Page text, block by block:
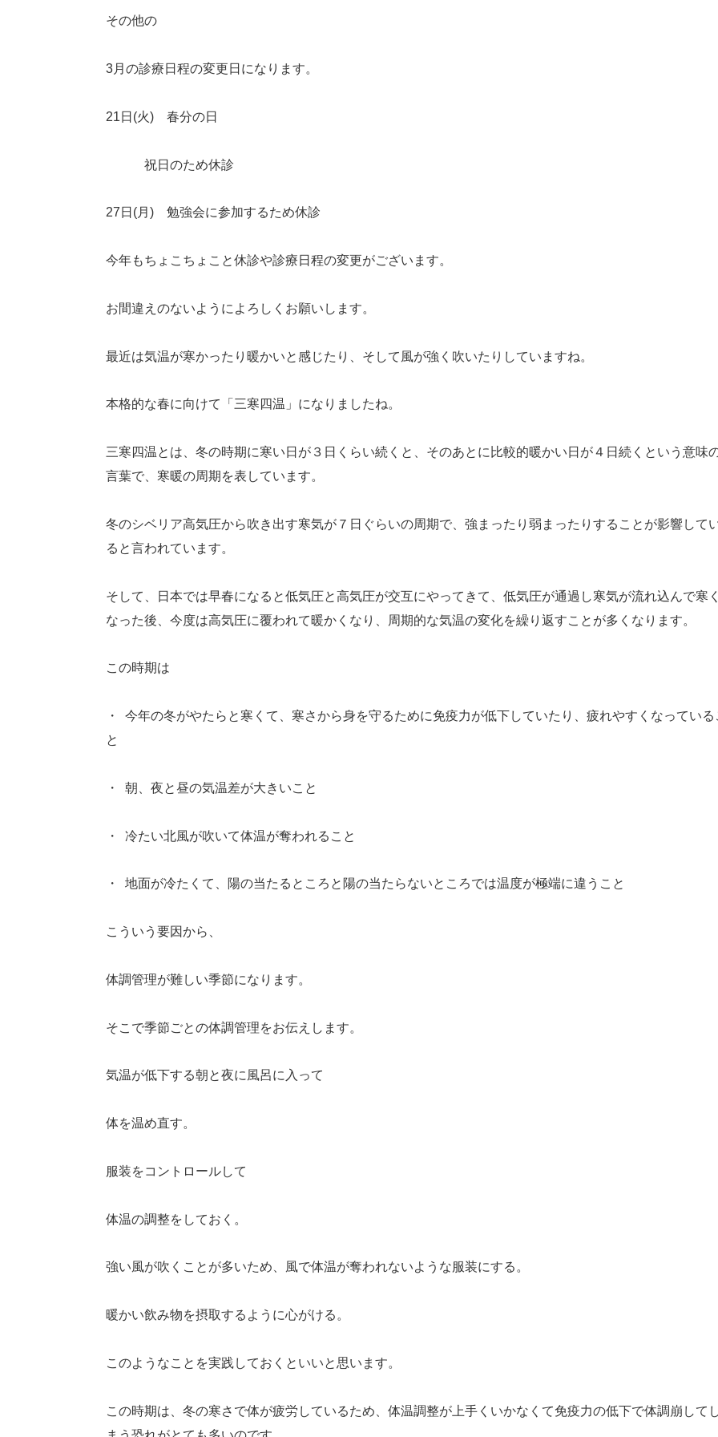
その他の
3月の診療日程の変更日になります。
21 日 (火) 春分の日
祝日のため休診
27 日 (月 ) 勉強会に参加するため休診
今年もちょこちょこと休診や診療日程の変更がございます。
お間違えのないようによろしくお願いします。
最近は気温が寒かったり暖かいと感じたり、そして風が強く吹いたりしていますね。
本格的な春に向けて「三寒四温」になりましたね。
三寒四温とは、冬の時期に寒い日が３日くらい続くと、そのあとに比較的暖かい日が４日続くという意味
言葉で、寒暖の周期を表しています。
冬のシベリア高気圧から吹き出す寒気が７日ぐらいの周期で、強まったり弱まったりすることが影響して
ると言われています。
そして、日本では早春になると低気圧と高気圧が交互にやってきて、低気圧が通過し寒気が流れ込んで寒く
なった後、今度は高気圧に覆われて暖かくなり、周期的な気温の変化を繰り返すことが多くなります。
この時期は
・
今年の冬がやたらと寒くて、寒さから身を守るために免疫力が低下していたり、疲れやすくなっている
と
・ 朝、夜と昼の気温差が大きいこと
・ 冷たい北風が吹いて体温が奪われること
・ 地面が冷たくて、陽の当たるところと陽の当たらないところでは温度が極端に違うこと
こういう要因から、
体調管理が難しい季節になります。
そこで季節ごとの体調管理をお伝えします。
気温が低下する朝と夜に風呂に入って
体を温め直す。
服装をコントロールして
体温の調整をしておく。
強い風が吹くことが多いため、風で体温が奪われないような服装にする。
暖かい飲み物を摂取するように心がける。
このようなことを実践しておくといいと思います。
この時期は、冬の寒さで体が疲労しているため、体温調整が上手くいかなくて免疫力の低下で体調崩して